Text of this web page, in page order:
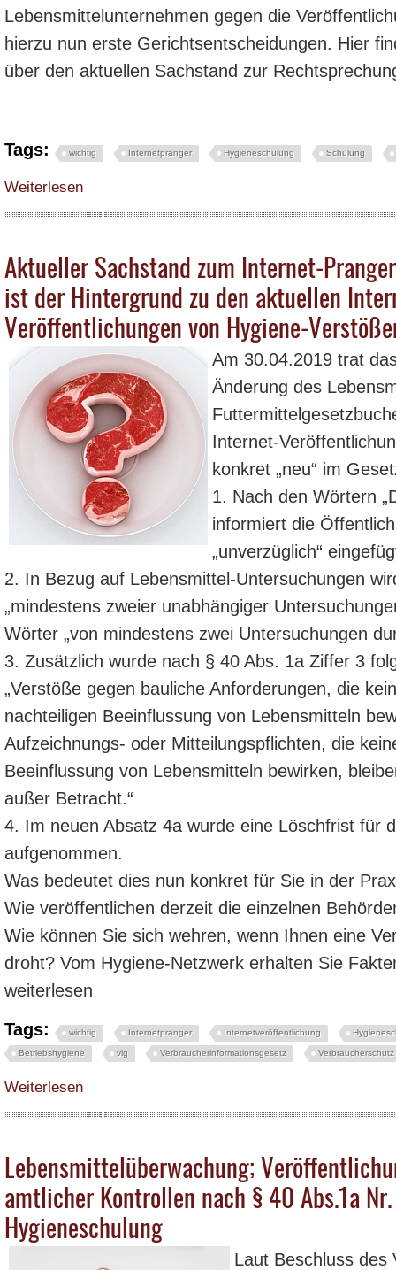
Lebensmittelunternehmen gegen die
hierzu nun erste Gerichtsentscheidungen. Hier
über den aktuellen Sachstand zur
Tags: wichtig Internetpranger Hygieneschulung Schulung
Weiterlesen
Aktueller Sachstand zum Internet-
ist der Hintergrund zu den aktuellen
Veröffentlichungen von Hygiene-
Am 30.04.2019 trat
Änderung des
Internet-
konkret „neu“ im
1. Nach den Wörtern
informiert die
„unverzüglich“
2. In Bezug auf Lebensmittel-Untersuchungen
„mindestens zweier unabhängiger
Wörter „von mindestens zwei Untersuchungen
3. Zusätzlich wurde nach § 40 Abs. 1a Ziffer 3
„Verstöße gegen bauliche Anforderungen, die
nachteiligen Beeinflussung von Lebensmitteln
Aufzeichnungs- oder Mitteilungspflichten, die
Beeinflussung von Lebensmitteln bewirken,
außer Betracht.“
4. Im neuen Absatz 4a wurde eine Löschfrist für
aufgenommen.
Was bedeutet dies nun konkret für Sie in der
Wie veröffentlichen derzeit die einzelnen
Wie können Sie sich wehren, wenn Ihnen eine
droht? Vom Hygiene-Netzwerk erhalten Sie
weiterlesen
Tags:
wichtig Internetpranger Internetveröffentlichung
Betriebshygiene vig Verbraucherinformationsgesetz Verbraucherschutz
Weiterlesen
Lebensmittelüberwachung;
amtlicher Kontrollen nach § 40 Abs.1a Nr.
Hygieneschulung
Laut Beschluss des